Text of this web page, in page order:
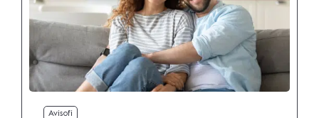
Avisofi